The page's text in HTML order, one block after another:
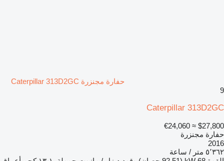
حفارة مجنزرة Caterpillar 313D2GC
9
Caterpillar 313D2GC
$27,800
≈ €24,060
حفارة مجنزرة
2016
٥٬٣٦٢ متر / ساعة